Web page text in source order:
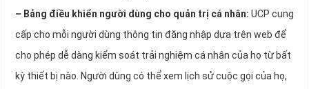
– Bảng điều khiển người dùng cho quản trị cá nhân: UCP cung
cấp cho mỗi người dùng thông tin đăng nhập dựa trên web để
cho phép dễ dàng kiểm soát trải nghiệm cá nhân của họ từ bất
kỳ thiết bị nào. Người dùng có thể xem lịch sử cuộc gọi của họ,